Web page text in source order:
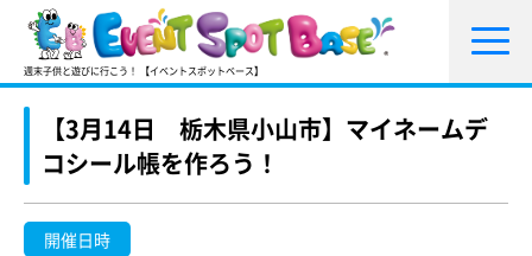
週末子供と遊びに行こう！ 【イベントスポットベース】
【3月14日 栃木県小山市】マイネームデ
コシール帳を作ろう！
開催日時